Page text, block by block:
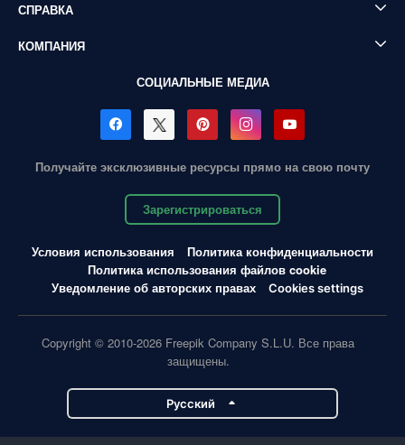
СПРАВКА
КОМПАНИЯ
СОЦИАЛЬНЫЕ МЕДИА
Получайте эксклюзивные ресурсы прямо на свою почту
Зарегистрироваться
Условия использования
Политика конфиденциальности
Политика использования файлов cookie
Уведомление об авторских правах
Cookies settings
Copyright © 2010-2026 Freepik Company S.L.U. Все права
защищены.
Pусский